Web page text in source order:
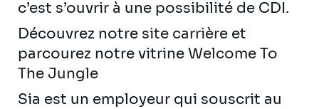
c’est s’ouvrir à une possibilité de CDI.
Découvrez notre site carrière et
parcourez notre vitrine Welcome To
The Jungle
Sia est un employeur qui souscrit au